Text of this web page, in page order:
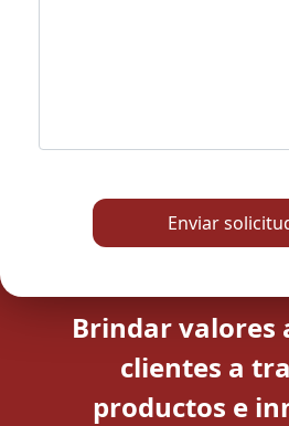
Enviar
Brindar valores
clientes a
productos e